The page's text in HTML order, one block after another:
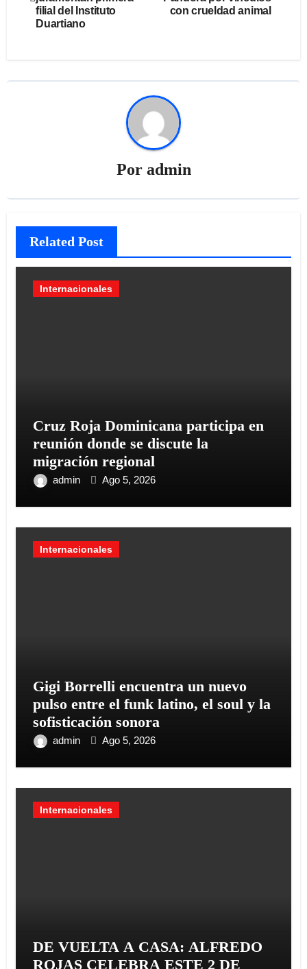
entradas
filial del Instituto
Duartiano
con crueldad animal
Por admin
Related Post
Internacionales
Cruz Roja Dominicana participa en
reunión donde se discute la
migración regional
admin Ago 5, 2026
Internacionales
Gigi Borrelli encuentra un nuevo
pulso entre el funk latino, el soul y la
sofisticación sonora
admin Ago 5, 2026
Internacionales
DE VUELTA A CASA: ALFREDO
ROJAS CELEBRA ESTE 2 DE